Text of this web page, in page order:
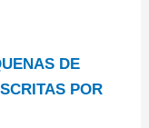
DE
POR